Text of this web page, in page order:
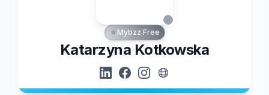
Mybzz Free
Katarzyna Kotkowska